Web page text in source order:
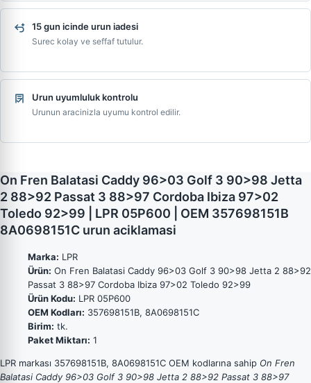
15 gun icinde urun iadesi
Surec kolay ve seffaf tutulur.
Urun uyumluluk kontrolu
Urunun aracinizla uyumu kontrol edilir.
On Fren Balatasi Caddy 96>03 Golf 3 90>98 Jetta
2 88>92 Passat 3 88>97 Cordoba Ibiza 97>02
Toledo 92>99 | LPR 05P600 | OEM 357698151B
8A0698151C urun aciklamasi
Marka: LPR
Ürün: On Fren Balatasi Caddy 96>03 Golf 3 90>98 Jetta 2 88>92
Passat 3 88>97 Cordoba Ibiza 97>02 Toledo 92>99
Ürün Kodu: LPR 05P600
OEM Kodları: 357698151B, 8A0698151C
Birim: tk.
Paket Miktarı: 1
LPR markası 357698151B, 8A0698151C OEM kodlarına sahip On Fren
Balatasi Caddy 96>03 Golf 3 90>98 Jetta 2 88>92 Passat 3 88>97